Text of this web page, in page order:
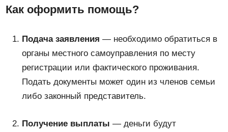
Как оформить помощь?
Подача заявления — необходимо обратиться в
органы местного самоуправления по месту
регистрации или фактического проживания.
Подать документы может один из членов семьи
либо законный представитель.
Получение выплаты — деньги будут